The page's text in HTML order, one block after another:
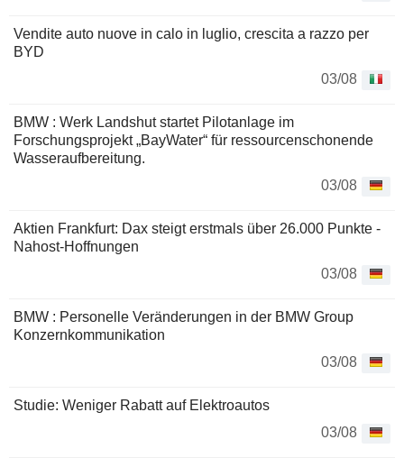
Vendite auto nuove in calo in luglio, crescita a razzo per
BYD
03/08
BMW : Werk Landshut startet Pilotanlage im
Forschungsprojekt „BayWater“ für ressourcenschonende
Wasseraufbereitung.
03/08
Aktien Frankfurt: Dax steigt erstmals über 26.000 Punkte -
Nahost-Hoffnungen
03/08
BMW : Personelle Veränderungen in der BMW Group
Konzernkommunikation
03/08
Studie: Weniger Rabatt auf Elektroautos
03/08